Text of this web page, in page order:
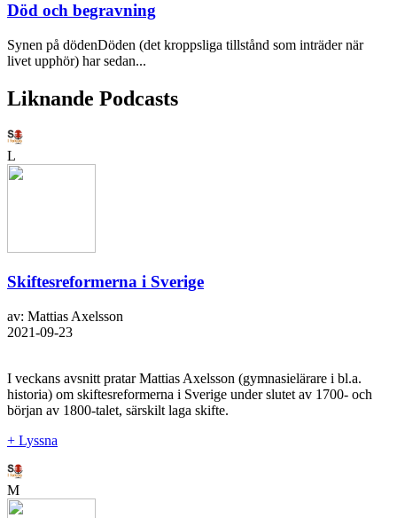
Död och begravning
Synen på dödenDöden (det kroppsliga tillstånd som inträder när
livet upphör) har sedan...
Liknande Podcasts
L
Skiftesreformerna i Sverige
av: Mattias Axelsson
2021-09-23
I veckans avsnitt pratar Mattias Axelsson (gymnasielärare i bl.a.
historia) om skiftesreformerna i Sverige under slutet av 1700- och
början av 1800-talet, särskilt laga skifte.
+ Lyssna
M